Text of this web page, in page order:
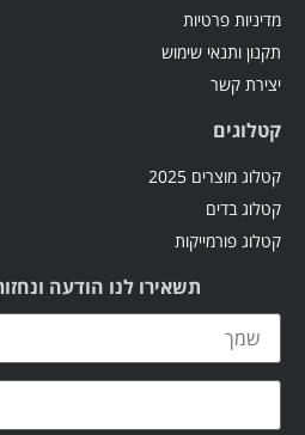
מדיניות פרטיות
תקנון ותנאי שימוש
יצירת קשר
קטלוגים
קטלוג מוצרים 2025
קטלוג בדים
קטלוג פורמייקות
תשאירו לנו הודעה